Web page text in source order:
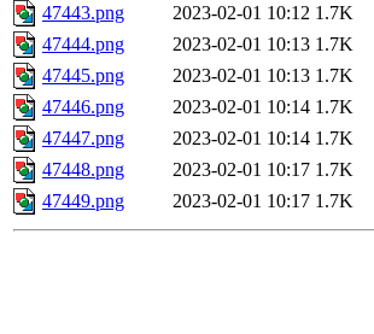
47443.png
2023-02-01 10:12 1.7K
47444.png
2023-02-01 10:13 1.7K
47445.png
2023-02-01 10:13 1.7K
47446.png
2023-02-01 10:14 1.7K
47447.png
2023-02-01 10:14 1.7K
47448.png
2023-02-01 10:17 1.7K
47449.png
2023-02-01 10:17 1.7K